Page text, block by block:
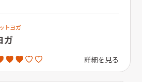
トヨガ
ガ
詳細を見る